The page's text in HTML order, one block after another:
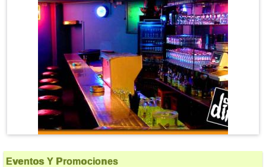
Eventos Y Promociones